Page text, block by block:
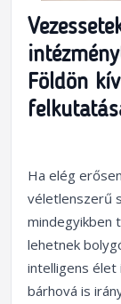
Földön
Ha elég
véletlenszerű
mindegyikben
lehetnek
intelligens élet
bárhová is